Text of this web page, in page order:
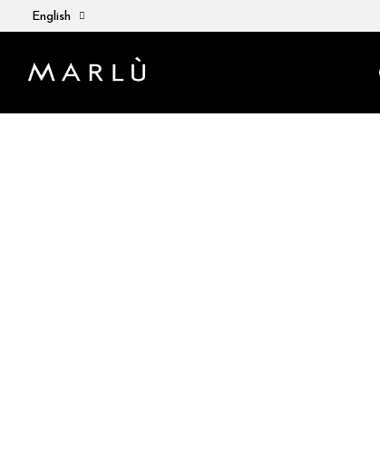
English